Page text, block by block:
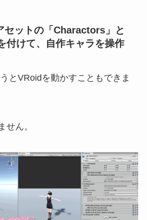
セットの「Charactors」と
付けて、自作キャラを操作
とVRoidを動かすこともできま
せん。